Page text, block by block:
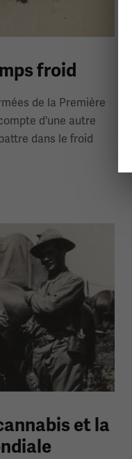
froid
de la Première
d'une autre
dans le froid
et la